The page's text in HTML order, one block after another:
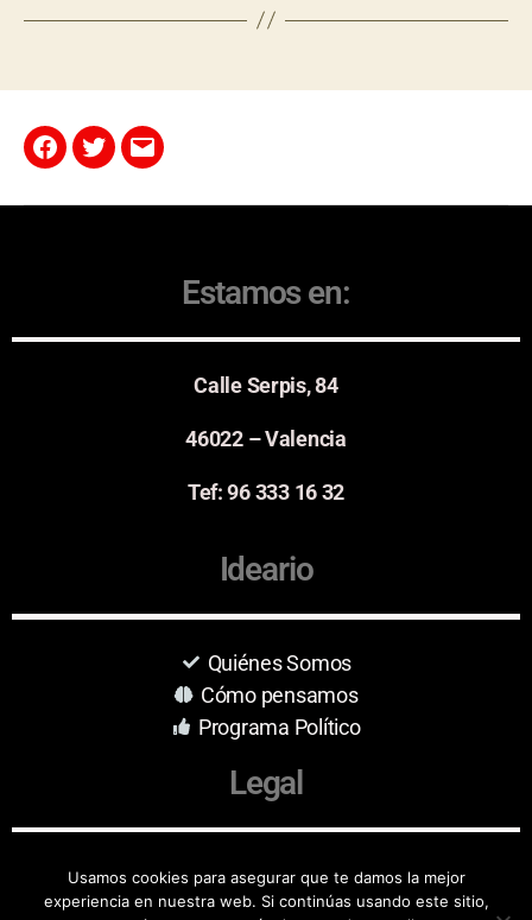
Estamos en:
Calle Serpis, 84
46022 – Valencia
Tef: 96 333 16 32
Ideario
Quiénes Somos
Cómo pensamos
Programa Político
Legal
Aviso Legal
Protección de Datos
Usamos cookies para asegurar que te damos la mejor
experiencia en nuestra web. Si continúas usando este sitio,